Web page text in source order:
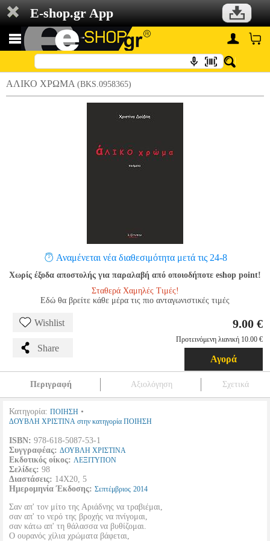
E-shop.gr App
ΑΛΙΚΟ ΧΡΩΜΑ (BKS.0958365)
Αναμένεται νέα διαθεσιμότητα μετά τις 24-8
Χωρίς έξοδα αποστολής για παραλαβή από οποιοδήποτε eshop point!
Σταθερά Χαμηλές Τιμές!
Εδώ θα βρείτε κάθε μέρα τις πιο ανταγωνιστικές τιμές
Wishlist
Share
9.00 €
Προτεινόμενη λιανική 10.00 €
Αγορά
Περιγραφή Αξιολόγηση Σχετικά
Κατηγορία: ΠΟΙΗΣΗ •
ΔΟΥΒΛΗ ΧΡΙΣΤΙΝΑ στην κατηγορία ΠΟΙΗΣΗ
ISBN: 978-618-5087-53-1
Συγγραφέας: ΔΟΥΒΛΗ ΧΡΙΣΤΙΝΑ
Εκδοτικός οίκος: ΛΕΞΙΤΥΠΟΝ
Σελίδες: 98
Διαστάσεις: 14Χ20, 5
Ημερομηνία Έκδοσης: Σεπτέμβριος 2014
Σαν απ' τον μίτο της Αριάδνης να τραβιέμαι,
σαν απ' το νερό της βροχής να πνίγομαι,
σαν κάτω απ' τη θάλασσα να βυθίζομαι.
Ο ουρανός χίλια χρώματα βάφεται,